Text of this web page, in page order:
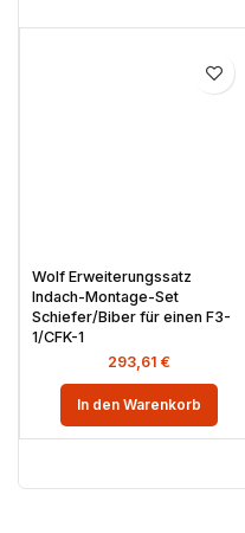
Wolf Erweiterungssatz
Indach-Montage-Set
Schiefer/Biber für einen F3-
1/CFK-1
293,61 €
In den Warenkorb